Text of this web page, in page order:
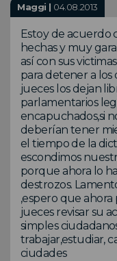
Maggi | 04.08.2013
Estoy de acuerdo
hechas y muy
así con sus
para detener a
jueces los dejan
parlamentarios
encapuchados,si
deberían tener
el tiempo de la
escondimos
porque ahora lo
destrozos.
,espero que
jueces revisar su
simples
trabajar,estudiar,
ciudades